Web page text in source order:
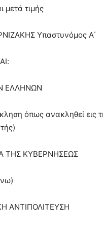
μετά τιμής
Υπαστυνόμος Α΄
ΕΛΛΗΝΩΝ
όπως ανακληθεί εις
ΤΗΣ ΚΥΒΕΡΝΗΣΕΩΣ
ΑΝΤΙΠΟΛΙΤΕΥΣΗ